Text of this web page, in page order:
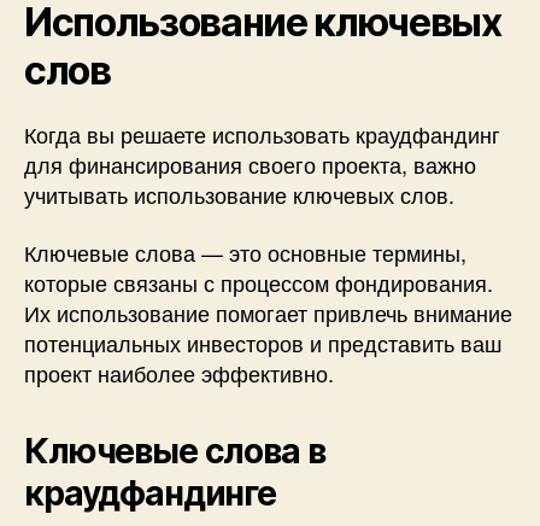
Использование ключевых
слов
Когда вы решаете использовать краудфандинг
для финансирования своего проекта, важно
учитывать использование ключевых слов.
Ключевые слова — это основные термины,
которые связаны с процессом фондирования.
Их использование помогает привлечь внимание
потенциальных инвесторов и представить ваш
проект наиболее эффективно.
Ключевые слова в
краудфандинге